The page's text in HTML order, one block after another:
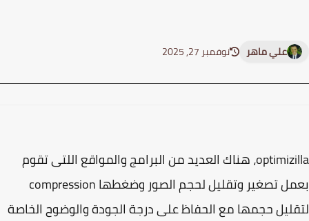
علي ماهر نوفمبر 27, 2025
optimizilla، هناك العديد من البرامج والمواقع اللتى تقوم
بعمل تصغير وتقليل لحجم الصور وضغطها compression
حجمها مع الحفاظ على درجة الجودة والوضوح الخاصة